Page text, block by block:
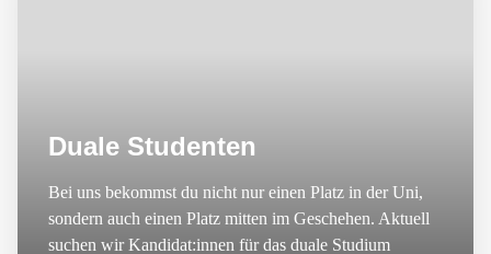
Duale Studenten
Bei uns bekommst du nicht nur einen Platz in der Uni,
sondern auch einen Platz mitten im Geschehen. Aktuell
suchen wir Kandidat:innen für das duale Studium